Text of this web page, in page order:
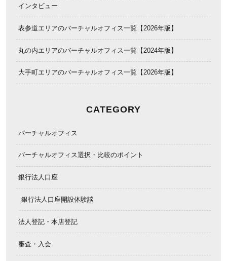
インタビュー
表参道エリアのバーチャルオフィス一覧【2026年版】
丸の内エリアのバーチャルオフィス一覧【2024年版】
大手町エリアのバーチャルオフィス一覧【2026年版】
CATEGORY
バーチャルオフィス
バーチャルオフィス選択・比較のポイント
銀行法人口座
銀行法人口座開設体験談
法人登記・本店登記
審査・入会